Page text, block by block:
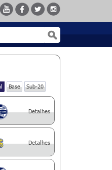
Base Sub-20
Detalhes
Detalhes